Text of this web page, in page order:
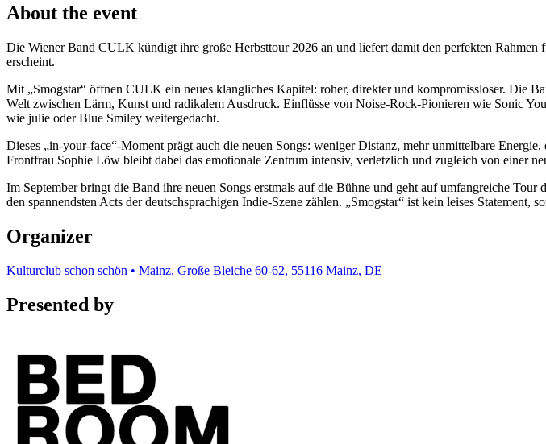
About the event
Die Wiener Band CULK kündigt ihre große Herbsttour 2026 an und liefert damit den perfekten Rahmen
erscheint.
Mit „Smogstar“ öffnen CULK ein neues klangliches Kapitel: roher, direkter und kompromissloser. Die
Welt zwischen Lärm, Kunst und radikalem Ausdruck. Einflüsse von Noise-Rock-Pionieren wie Sonic
wie julie oder Blue Smiley weitergedacht.
Dieses „in-your-face“-Moment prägt auch die neuen Songs: weniger Distanz, mehr unmittelbare
Frontfrau Sophie Löw bleibt dabei das emotionale Zentrum intensiv, verletzlich und zugleich von einer
Im September bringt die Band ihre neuen Songs erstmals auf die Bühne und geht auf umfangreiche
den spannendsten Acts der deutschsprachigen Indie-Szene zählen. „Smogstar“ ist kein leises
Organizer
Kulturclub schon schön • Mainz, Große Bleiche 60-62, 55116 Mainz, DE
Presented by